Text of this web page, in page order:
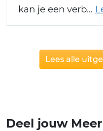
kan je een verb
Lees alle
Deel jouw